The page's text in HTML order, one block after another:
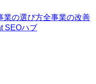
業の選び方全事業の改善
SEOハブ